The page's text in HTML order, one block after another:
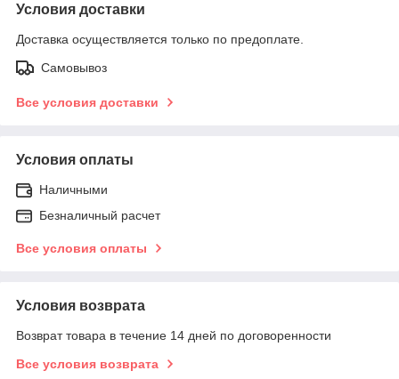
Условия доставки
Доставка осуществляется только по предоплате.
Самовывоз
Все условия доставки
Условия оплаты
Наличными
Безналичный расчет
Все условия оплаты
Условия возврата
Возврат товара в течение 14 дней по договоренности
Все условия возврата